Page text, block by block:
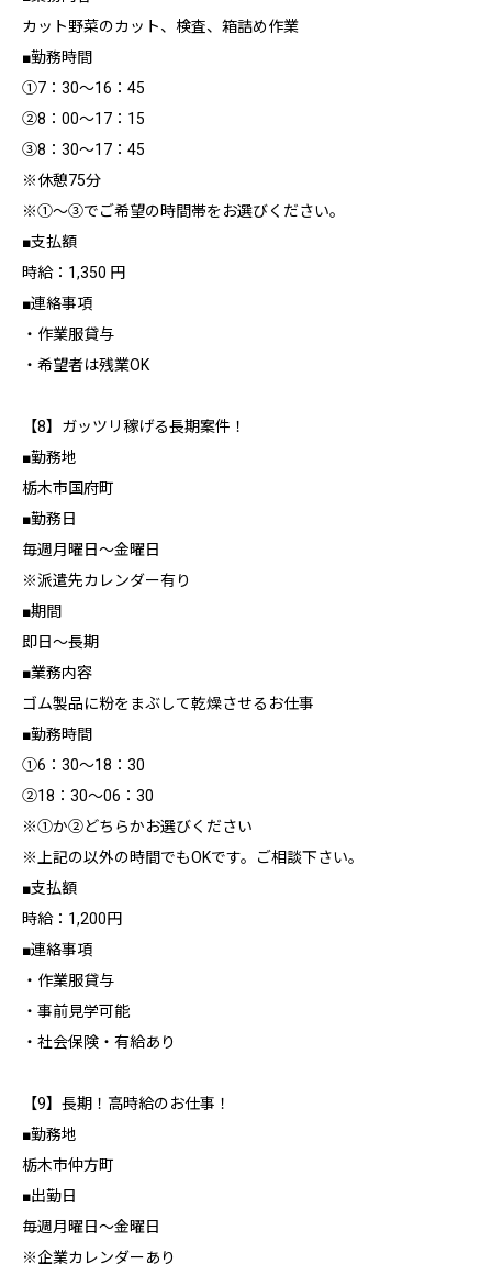
カット野菜のカット、検査、箱詰め作業
■勤務時間
①7：30～16：45
②8：00～17：15
③8：30～17：45
※休憩75分
※①～③でご希望の時間帯をお選びください。
■支払額
時給：1,350 円
■連絡事項
・作業服貸与
・希望者は残業OK
【8】ガッツリ稼げる長期案件！
■勤務地
栃木市国府町
■勤務日
毎週月曜日～金曜日
※派遣先カレンダー有り
■期間
即日～長期
■業務内容
ゴム製品に粉をまぶして乾燥させるお仕事
■勤務時間
①6：30～18：30
②18：30～06：30
※①か②どちらかお選びください
※上記の以外の時間でもOKです。ご相談下さい。
■支払額
時給：1,200円
■連絡事項
・作業服貸与
・事前見学可能
・社会保険・有給あり
【9】長期！高時給のお仕事！
■勤務地
栃木市仲方町
■出勤日
毎週月曜日～金曜日
※企業カレンダーあり